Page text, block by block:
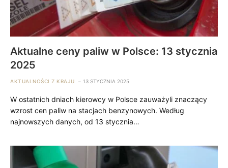
Aktualne ceny paliw w Polsce: 13 stycznia
2025
AKTUALNOŚCI Z KRAJU 13 STYCZNIA 2025
W ostatnich dniach kierowcy w Polsce zauważyli znaczący
wzrost cen paliw na stacjach benzynowych. Według
najnowszych danych, od 13 stycznia…